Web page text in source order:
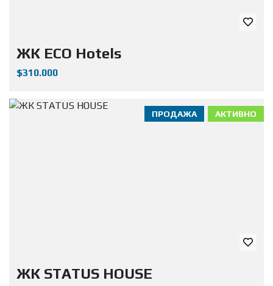
ЖК ECO Hotels
$310.000
АКТИВНО
ПРОДАЖА
ЖК STATUS HOUSE